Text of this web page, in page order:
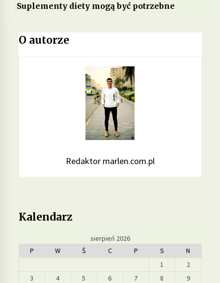
Suplementy diety mogą być potrzebne
O autorze
Redaktor marlen.com.pl
Kalendarz
sierpień 2026
P
W Ś C P S
N
1
2
3
4 5 6 7 8
9